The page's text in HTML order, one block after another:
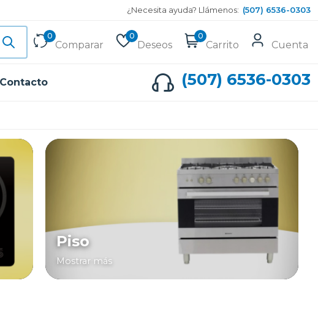
¿Necesita ayuda? Llámenos: (507) 6536-0303
0
Comparar
0
Deseos
0
Carrito Cuenta
Contacto (507) 6536-0303
Piso
Mostrar más